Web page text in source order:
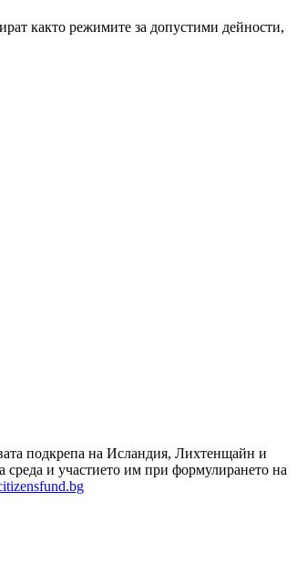
както режимите за допустими дейности,
подкрепа на Исландия, Лихтенщайн и
и участието им при формулирането на